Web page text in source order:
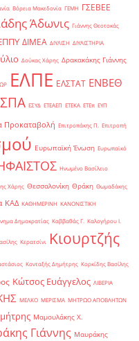
Βόρεια Μακεδονία ΓΕΜΗ ΓΣΕΒΕΕ
Άδωνις Γιάννης Θεοτοκάς
ΔΙΜΕΑ ΔΙΥΛΙΣΗ ΔΙΥΛΙΣΤΗΡΙΑ
Δούκας Χάρης Δρακακάκης Γιάννης
ΕΛΠΕ ΕΛΣΤΑΤ ΕΝΒΕΘ
ΕΣΥΔ ΕΤΕΑΕΠ ΕΤΕΚΑ ΕΤΕπ ΕΥΠ
Προκαταβολή Επιτροπάκης Π. Επιτροπή
Ευρωπαϊκή Ένωση Ευρωπαϊκό
Ηνωμένο Βασίλειο
Χάρης Θεσσαλονίκη Θράκη Θωμαδάκης
ΚΑΔ ΚΑΘΗΜΕΡΙΝΗ ΚΑΝΟΝΙΣΤΙΚΗ
Δημοκρατίας Καββαθάς Γ. Καλογήρου Ι.
Κερατσίνι
Κιουρτζής
Κονταξής Δημήτρης Κορκίδης Βασίλης
Κώτσος Ευάγγελος ΛΙΒΕΡΙΑ
ΜΕΛΚΟ ΜΕΡΙΣΜΑ ΜΗΤΡΩΟ ΑΠΟΒΛΗΤΩΝ
Μαμουλάκης Χ.
Γιάννης Μαυράκης